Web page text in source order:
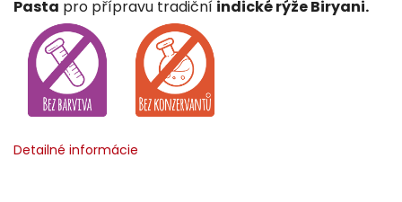
Pasta pro přípravu tradiční indické rýže Biryani.
Detailné informácie